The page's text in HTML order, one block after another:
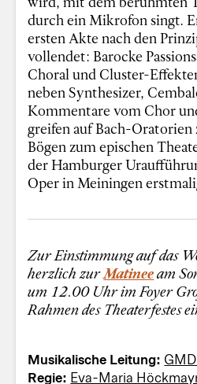
durch ein Mikrofon singt.
ersten Akte nach den
vollendet: Barocke
Choral und Cluster-
neben Synthesizer,
Kommentare vom Chor
greifen auf Bach-Oratorien
Bögen zum epischen
der Hamburger
Oper in Meiningen
Zur Einstimmung auf das
herzlich zurMatineeam
um 12.00 Uhr im Foyer
Rahmen des Theaterfestes
Musikalische Leitung:
Regie: Eva-Maria